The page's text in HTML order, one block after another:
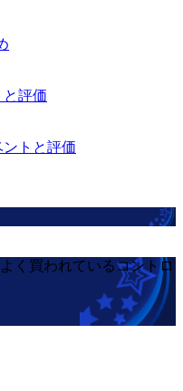
評価
トと評価
く買われているコントロ